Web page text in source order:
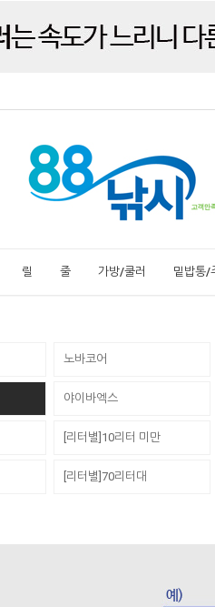
릴 줄 가방/쿨러 밑밥통/
노바코어
야이바엑스
[리터별]10리터 미만
[리터별]70리터대